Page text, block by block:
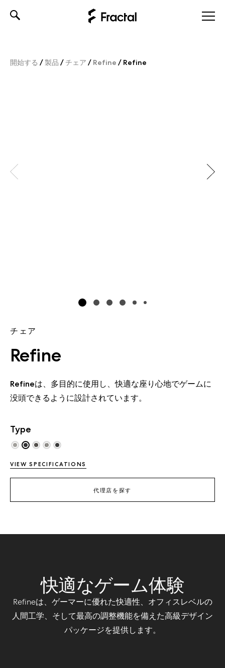
開始する /製品 / チェア / Refine / Refine
チェア
Refine
Refineは、多目的に使用し、快適な座り心地でゲームに
没頭できるように設計されています。
Type
VIEW SPECIFICATIONS
代理店を探す
快適なゲーム体験
Refineは、ゲーマーに優れた快適性、オフィスレベルの
人間工学、そして最高の調整機能を備えた高級デザイン
パッケージを提供します。